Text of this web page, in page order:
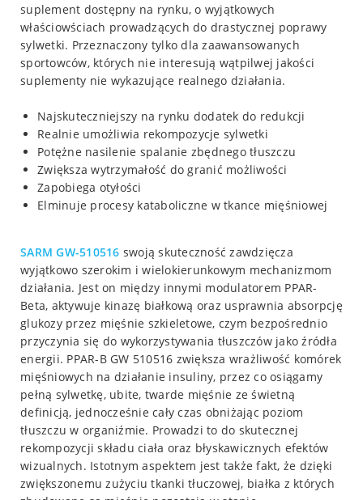
suplement dostępny na rynku, o wyjątkowych
właściowściach prowadzących do drastycznej poprawy
sylwetki. Przeznaczony tylko dla zaawansowanych
sportowców, których nie interesują wątpilwej jakości
suplementy nie wykazujące realnego działania.
Najskuteczniejszy na rynku dodatek do redukcji
Realnie umożliwia rekompozycje sylwetki
Potężne nasilenie spalanie zbędnego tłuszczu
Zwiększa wytrzymałość do granić możliwości
Zapobiega otyłości
Elminuje procesy kataboliczne w tkance mięśniowej
SARM GW-510516 swoją skuteczność zawdzięcza
wyjątkowo szerokim i wielokierunkowym mechanizmom
działania. Jest on między innymi modulatorem PPAR-
Beta, aktywuje kinazę białkową oraz usprawnia absorpcję
glukozy przez mięśnie szkieletowe, czym bezpośrednio
przyczynia się do wykorzystywania tłuszczów jako źródła
energii. PPAR-B GW 510516 zwiększa wrażliwość komórek
mięśniowych na działanie insuliny, przez co osiągamy
pełną sylwetkę, ubite, twarde mięśnie ze świetną
definicją, jednocześnie cały czas obniżając poziom
tłuszczu w organiźmie. Prowadzi to do skutecznej
rekompozycji składu ciała oraz błyskawicznych efektów
wizualnych. Istotnym aspektem jest także fakt, że dzięki
zwiększonemu zużyciu tkanki tłuczowej, białka z których